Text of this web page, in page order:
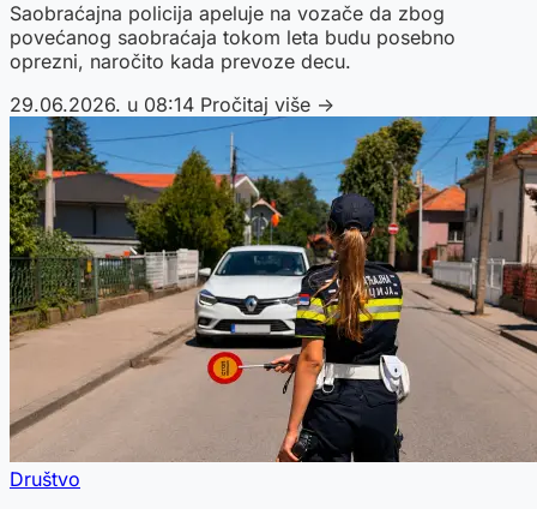
Saobraćajna policija apeluje na vozače da zbog
povećanog saobraćaja tokom leta budu posebno
oprezni, naročito kada prevoze decu.
29.06.2026. u 08:14 Pročitaj više →
Društvo